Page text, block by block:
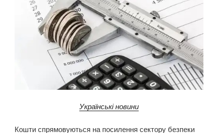
Українські новини
Кошти спрямовуються на посилення сектору безпеки